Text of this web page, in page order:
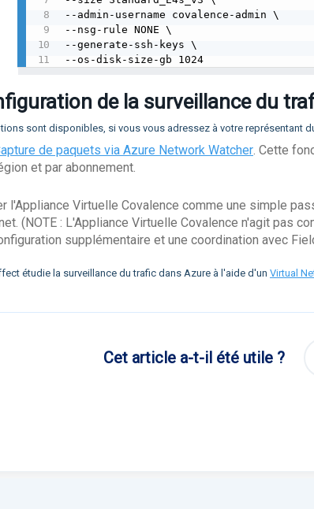
--admin-username covalence-admin \
--nsg-rule NONE \
--generate-ssh-keys \
--os-disk-size-gb 1024
de la surveillance du
sont disponibles, si vous vous adressez à votre représentant
de paquets via Azure Network Watcher. Cette
et par abonnement.
l'Appliance Virtuelle Covalence comme une simple
(NOTE : L'Appliance Virtuelle Covalence n'agit pas
supplémentaire et une coordination avec
étudie la surveillance du trafic dans Azure à l'aide d'un Virtual
Cet article a-t-il été utile ?